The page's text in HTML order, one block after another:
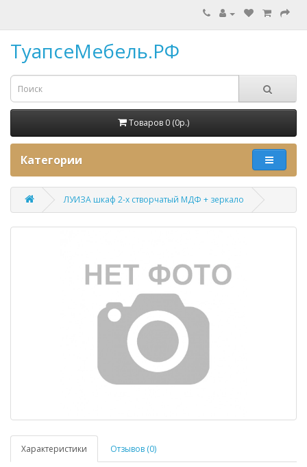
ТуапсеМебель.РФ
Товаров 0 (0p.)
Категории
ЛУИЗА шкаф 2-х створчатый МДФ + зеркало
Характеристики Отзывов (0)